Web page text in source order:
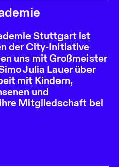
Stuttgart ist
der City-Initiative
uns mit Großmeister
Julia Lauer über
mit Kindern,
und
Mitgliedschaft bei